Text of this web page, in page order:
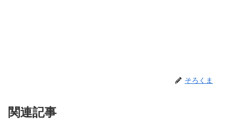
そろくま
関連記事